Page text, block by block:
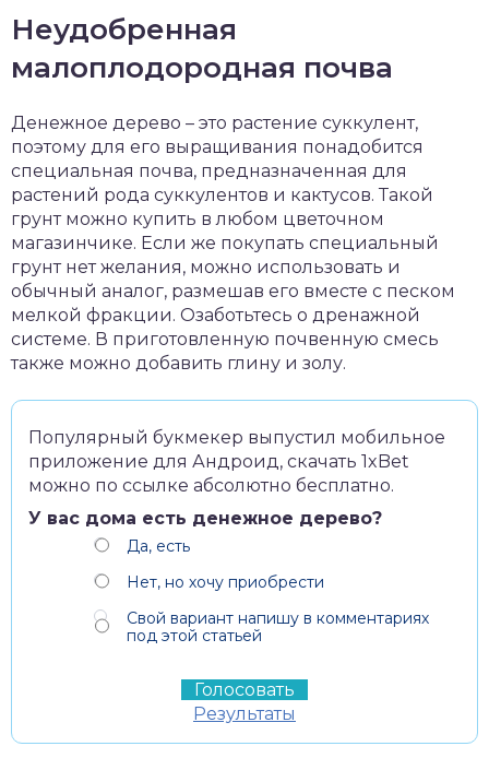
Неудобренная
малоплодородная почва
Денежное дерево – это растение суккулент,
поэтому для его выращивания понадобится
специальная почва, предназначенная для
растений рода суккулентов и кактусов. Такой
грунт можно купить в любом цветочном
магазинчике. Если же покупать специальный
грунт нет желания, можно использовать и
обычный аналог, размешав его вместе с песком
мелкой фракции. Озаботьтесь о дренажной
системе. В приготовленную почвенную смесь
также можно добавить глину и золу.
Популярный букмекер выпустил мобильное
приложение для Андроид, скачать 1xBet
можно по ссылке абсолютно бесплатно.
У вас дома есть денежное дерево?
Да, есть
Нет, но хочу приобрести
Свой вариант напишу в комментариях
под этой статьей
Результаты